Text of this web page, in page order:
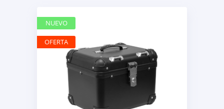
NUEVO
OFERTA